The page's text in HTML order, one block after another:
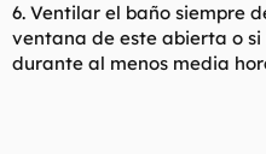
6. Ventilar el baño siempre
ventana de este abierta o si
durante al menos media